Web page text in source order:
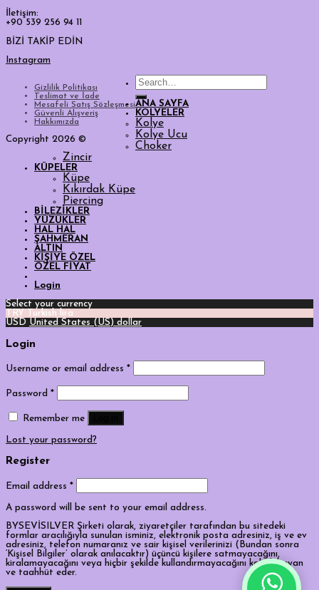
İletişim:
+90 539 256 94 11
BİZİ TAKİP EDİN
Instagram
Gizlilik Politikası
Teslimat ve İade
Mesafeli Satış Sözleşmesi
Güvenli Alışveriş
Hakkımızda
Copyright 2026 ©
Search
for:
ANA SAYFA
KOLYELER
Kolye
Kolye Ucu
Choker
Zincir
KÜPELER
Küpe
Kıkırdak Küpe
Piercing
BİLEZİKLER
YÜZÜKLER
HAL HAL
ŞAHMERAN
ALTIN
KİŞİYE ÖZEL
ÖZEL FİYAT
Login
Select your currency
TRY
Turkish lira
USD United States (US) dollar
Login
Username or email address *
Password *
Remember me
Lost your password?
Register
Email address *
A password will be sent to your email address.
BYSEVİSILVER Şirketi olarak, ziyaretçiler tarafından bu sitedeki
formlar aracılığıyla sunulan isminiz, elektronik posta adresiniz, iş ve ev
adresiniz, telefon numaranız ve sair kişisel verilerinizi (Bundan sonra
‘Kişisel Bilgiler’ olarak anılacaktır) üçüncü kişilere satmayacağını,
kiralamayacağını veya hiçbir şekilde kullandırmayacağını kabul, beyan
ve taahhüt eder.